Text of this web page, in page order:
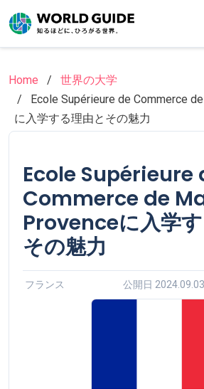
to
main
Home
世界の大学
Ecole Supérieure de Commerce
に入学する理由とその魅力
Ecole Supérieure
Commerce de
Provenceに入学
その魅力
フランス 公開日